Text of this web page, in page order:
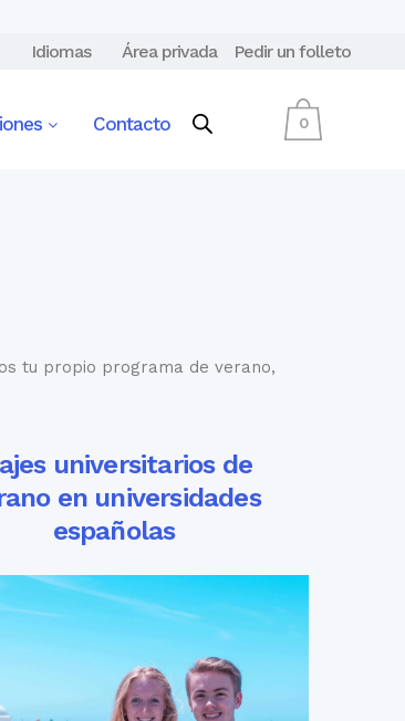
Idiomas Área privada Pedir un folleto
0
Contacto
tu propio programa de verano,
universitarios de
en universidades
españolas
Viajes universitarios de verano en
universidades españolas